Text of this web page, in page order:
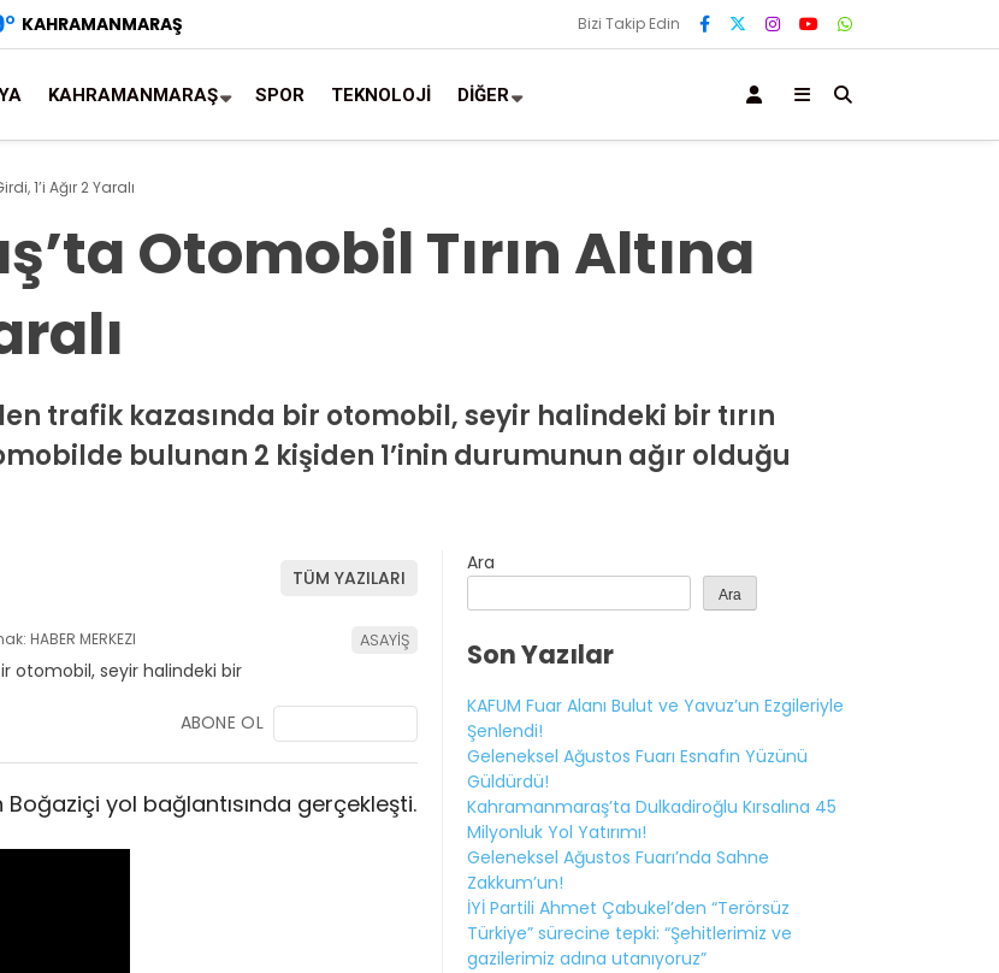
° KAHRAMANMARAŞ Bizi Takip Edin
KAHRAMANMARAŞ SPOR TEKNOLOJİ DİĞER
1’i Ağır 2 Yaralı
Otomobil Tırın Altına
trafik kazasında bir otomobil, seyir halindeki bir tırın
bulunan 2 kişiden 1’inin durumunun ağır olduğu
TÜM YAZILARI
HABER MERKEZI ASAYİŞ
ABONE OL
Boğaziçi yol bağlantısında gerçekleşti.
Ara
Ara
Son Yazılar
KAFUM Fuar Alanı Bulut ve Yavuz’un Ezgileriyle
Şenlendi!
Geleneksel Ağustos Fuarı Esnafın Yüzünü
Güldürdü!
Kahramanmaraş’ta Dulkadiroğlu Kırsalına 45
Milyonluk Yol Yatırımı!
Geleneksel Ağustos Fuarı’nda Sahne
Zakkum’un!
İYİ Partili Ahmet Çabukel’den “Terörsüz
Türkiye” sürecine tepki: “Şehitlerimiz ve
gazilerimiz adına utanıyoruz”